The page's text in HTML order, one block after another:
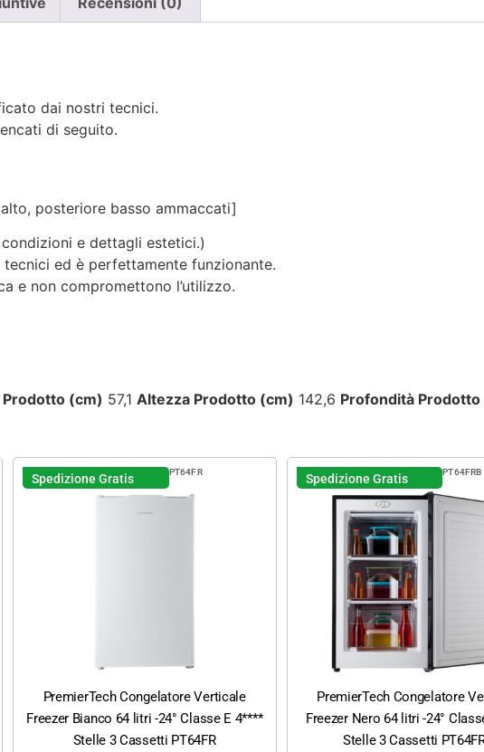
corriere. Da allora nessun
molto limitate e, nel mio caso, la
gestione del post-vendita è stata
lenta e poco rassicurante.
Un errore nella spedizione può
consigliare questo venditore.
dai nostri tecnici.
di seguito.
posteriore basso ammaccati]
e dettagli estetici.)
ed è perfettamente funzionante.
e non compromettono l’utilizzo.
Prodotto (cm) 57,1Altezza Prodotto (cm) 142,6 Profondità Prodotto
Spedizione Gratis PT64FR
PremierTech Congelatore Verticale
Freezer Bianco 64 litri -24° Classe E 4****
Stelle 3 Cassetti PT64FR
Spedizione Gratis PT64FRB
PremierTech Congelatore
Freezer Nero 64 litri -24°
Stelle 3 Cassetti